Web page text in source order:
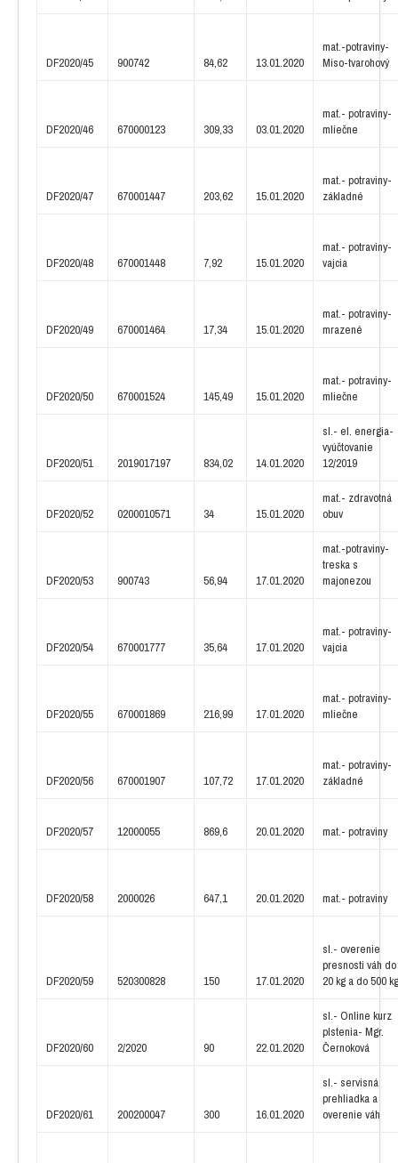
DF2020/45 900742 84,62 13.01.2020
mat.-potraviny-
Miso-tvarohový
DF2020/46 670000123 309,33 03.01.2020
mat.- potraviny-
mliečne
DF2020/47 670001447 203,62 15.01.2020
mat.- potraviny-
základné
DF2020/48 670001448 7,92 15.01.2020
mat.- potraviny-
vajcia
DF2020/49 670001464 17,34 15.01.2020
mat.- potraviny-
mrazené
DF2020/50 670001524 145,49 15.01.2020
mat.- potraviny-
mliečne
DF2020/51 2019017197 834,02 14.01.2020
sl.- el. energia-
vyúčtovanie
12/2019
DF2020/52 0200010571 34 15.01.2020
mat.- zdravotná
obuv
DF2020/53 900743 56,94 17.01.2020
mat.-potraviny-
treska s
majonezou
DF2020/54 670001777 35,64 17.01.2020
mat.- potraviny-
vajcia
DF2020/55 670001869 216,99 17.01.2020
mat.- potraviny-
mliečne
DF2020/56 670001907 107,72 17.01.2020
mat.- potraviny-
základné
DF2020/57 12000055 869,6 20.01.2020 mat.- potraviny
DF2020/58 2000026 647,1 20.01.2020 mat.- potraviny
DF2020/59 520300828 150 17.01.2020
sl.- overenie
presnosti váh do
20 kg a do 500 kg
DF2020/60 2/2020 90 22.01.2020
sl.- Online kurz
plstenia- Mgr.
Černoková
DF2020/61 200200047 300 16.01.2020
sl.- servisná
prehliadka a
overenie váh